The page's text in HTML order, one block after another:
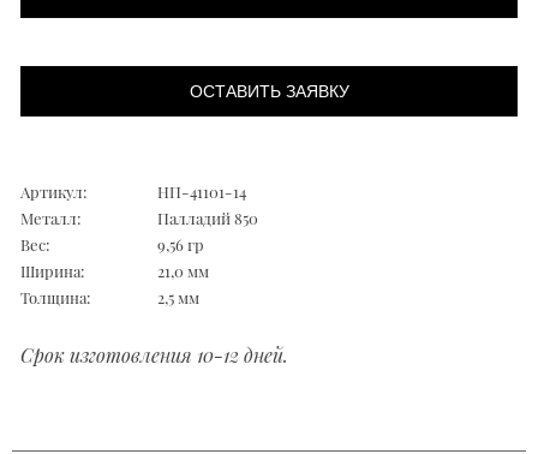
ОСТАВИТЬ ЗАЯВКУ
Артикул:
НП-41101-14
Металл:
Палладий 850
Вес:
9,56 гр
Ширина:
21,0 мм
Толщина:
2,5 мм
Срок изготовления 10-12 дней.